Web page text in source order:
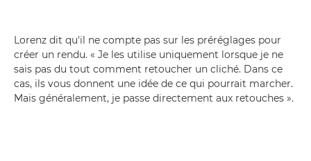
Lorenz dit qu'il ne compte pas sur les préréglages pour
créer un rendu. « Je les utilise uniquement lorsque je ne
sais pas du tout comment retoucher un cliché. Dans ce
cas, ils vous donnent une idée de ce qui pourrait marcher.
Mais généralement, je passe directement aux retouches ».